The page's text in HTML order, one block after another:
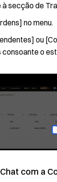
à secção de
no menu.
ou
consoante o
com a